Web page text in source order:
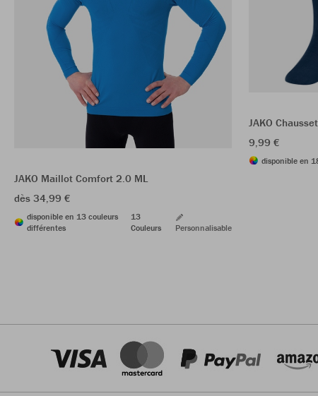
JAKO Maillot Comfort 2.0 ML
dès 34,99 €
disponible en 13 couleurs
différentes
13
Couleurs
Personnalisable
JAKO
9,99 €
disponible en